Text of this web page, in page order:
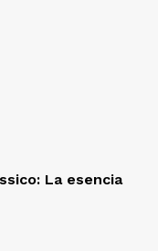
La esencia